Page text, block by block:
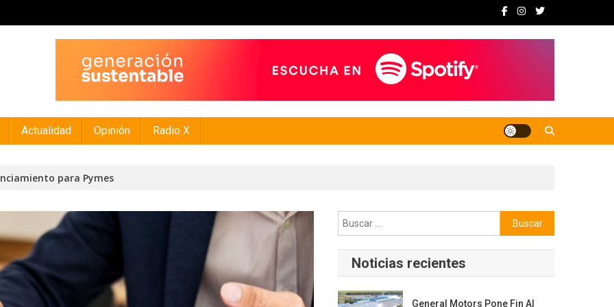
Actualidad Opinión Radio X
para Pymes
Buscar:
Noticias recientes
General Motors Pone Fin Al